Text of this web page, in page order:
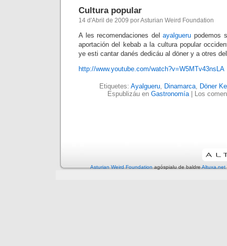
Cultura popular
14 d'Abril de 2009 por Asturian Weird Foundation
A les recomendaciones delayalgueru podemos
aportación del kebab a la cultura popular
ye esti cantar danés dedicáu al döner y a otres
http://www.youtube.com/watch?v=W5MTv43nsLA
Etiquetes: Ayalgueru, Dinamarca, Döner
Espublizáu en Gastronomía| Los
Asturian Weird Foundationagóspialu de baldreAltuxa.net